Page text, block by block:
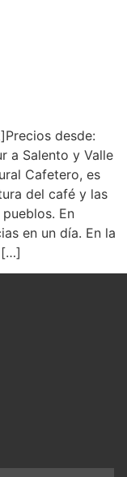
desde:
a Salento y Valle
Cafetero, es
del café y las
En
en un día. En la
[…]